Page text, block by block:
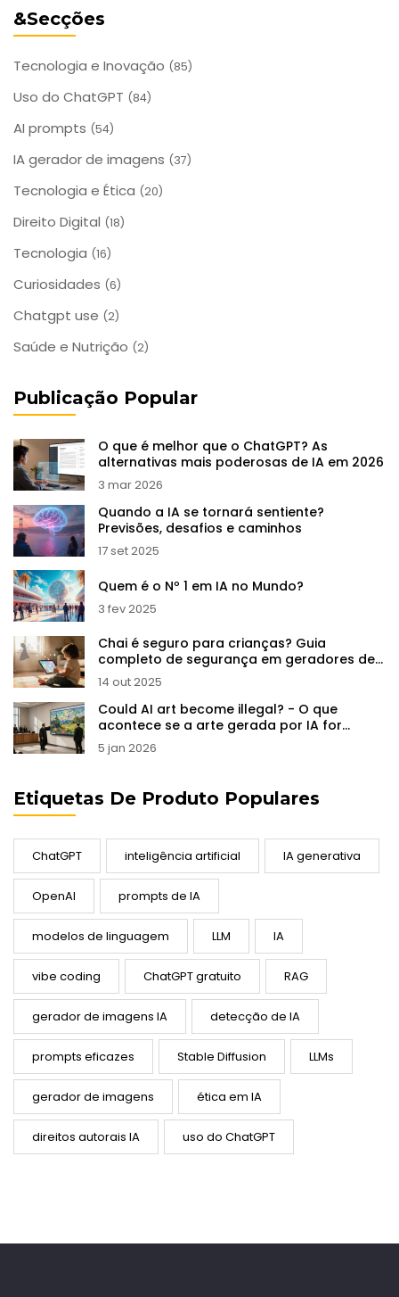
&Secções
Tecnologia e Inovação (85)
Uso do ChatGPT (84)
AI prompts (54)
IA gerador de imagens (37)
Tecnologia e Ética (20)
Direito Digital (18)
Tecnologia (16)
Curiosidades (6)
Chatgpt use (2)
Saúde e Nutrição (2)
Publicação Popular
O que é melhor que o ChatGPT? As
alternativas mais poderosas de IA em 2026
3 mar 2026
Quando a IA se tornará sentiente?
Previsões, desafios e caminhos
17 set 2025
Quem é o Nº 1 em IA no Mundo?
3 fev 2025
Chai é seguro para crianças? Guia
completo de segurança em geradores de
imagens IA
14 out 2025
Could AI art become illegal? - O que
acontece se a arte gerada por IA for
proibida?
5 jan 2026
Etiquetas De Produto Populares
ChatGPT inteligência artificial IA generativa
OpenAI prompts de IA
modelos de linguagem LLM IA
vibe coding ChatGPT gratuito RAG
gerador de imagens IA detecção de IA
prompts eficazes Stable Diffusion LLMs
gerador de imagens ética em IA
direitos autorais IA uso do ChatGPT